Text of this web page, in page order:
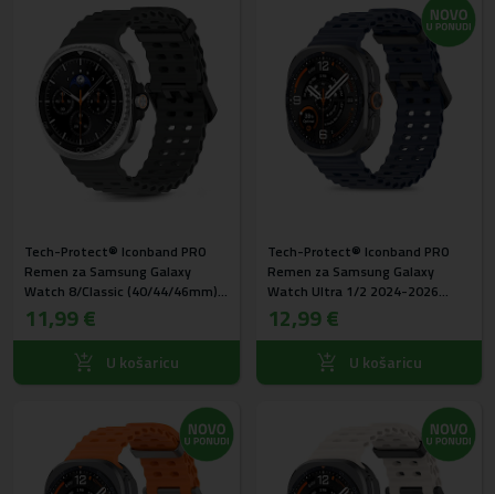
Tech-Protect® Iconband PRO
Remen za Samsung Galaxy
Watch 8/Classic (40/44/46mm)
Crni
11,99 €
U košaricu
Tech-Protect® Iconband PRO
Remen za Samsung Galaxy
Watch Ultra 1/2 2024-2026
(47mm) Plavi
12,99 €
U košaricu